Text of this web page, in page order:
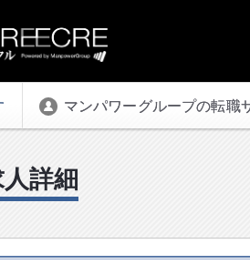
マンパワーグループの転職
詳細